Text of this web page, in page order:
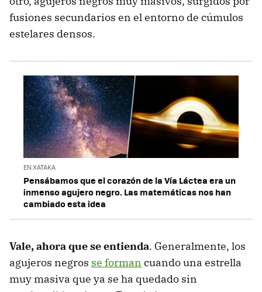
fusiones secundarios en el entorno de cúmulos
estelares densos.
EN XATAKA
Pensábamos que el corazón de la Vía Láctea era un
inmenso agujero negro. Las matemáticas nos han
cambiado esta idea
Vale, ahora que se entienda. Generalmente, los
agujeros negros se forman cuando una estrella
muy masiva que ya se ha quedado sin